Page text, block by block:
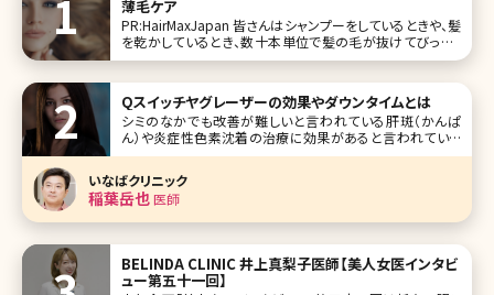
薄毛ケア
PR:HairMaxJapan 皆さんはシャンプーをしているときや、髪
を乾かしているとき、数十本単位で髪の毛が抜けてびっくり
したことはありませんか?特に秋は1年の中でも抜け毛が増
命。ここで
Qスイッチヤグレーザーの効果やダウンタイムとは
シミのなかでも改善が難しいと言われている肝斑（かんぱ
ん）や炎症性色素沈着の治療に効果があると言われている
のがQスイッチヤグレーザーです。安全性が高く、あざやタトゥ
介されています。ここでは、Qスイッチヤグレーザーについて
詳しく説明していきます。
いなばクリニック
稲葉岳也医師
BELINDA CLINIC 井上真梨子医師【美人女医インタビ
ュー第五十一回】